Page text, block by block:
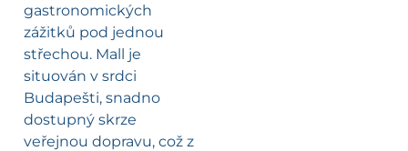
gastronomických
zážitků pod jednou
střechou. Mall je
situován v srdci
Budapešti, snadno
dostupný skrze
veřejnou dopravu, což z